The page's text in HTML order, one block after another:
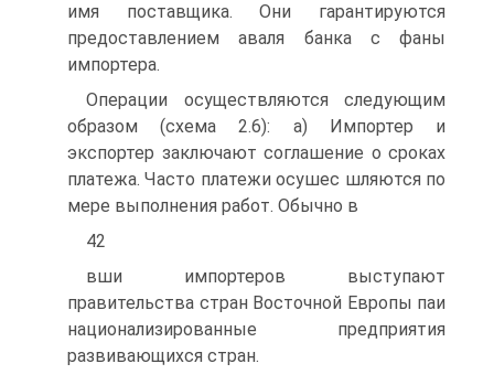
имя поставщика. Они гарантируются
предоставлением аваля банка с фаны
импортера.
Операции осуществляются следующим
образом (схема 2.6): а) Импортер и
экспортер заключают соглашение о сроках
платежа. Часто платежи осушес шляются по
мере выполнения работ. Обычно в
42
вши импортеров выступают
правительства стран Восточной Европы паи
национализированные предприятия
развивающихся стран.